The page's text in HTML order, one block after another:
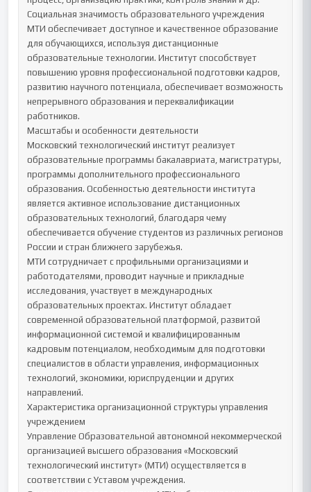
Социальная значимость образовательного учреждения
МТИ обеспечивает доступное и качественное образование
для обучающихся, используя дистанционные
образовательные технологии. Институт способствует
повышению уровня профессиональной подготовки кадров,
развитию научного потенциала, обеспечивает возможность
непрерывного образования и переквалификации
работников.
Масштабы и особенности деятельности
Московский технологический институт реализует
образовательные программы бакалавриата, магистратуры,
программы дополнительного профессионального
образования. Особенностью деятельности института
является активное использование дистанционных
образовательных технологий, благодаря чему
обеспечивается обучение студентов из различных регионов
России и стран ближнего зарубежья.
МТИ сотрудничает с профильными организациями и
работодателями, проводит научные и прикладные
исследования, участвует в международных
образовательных проектах. Институт обладает
современной образовательной платформой, развитой
информационной системой и квалифицированным
кадровым потенциалом, необходимым для подготовки
специалистов в области управления, информационных
технологий, экономики, юриспруденции и других
направлений.
Характеристика организационной структуры управления
учреждением
Управление Образовательной автономной некоммерческой
организацией высшего образования «Московский
технологический институт» (МТИ) осуществляется в
соответствии с Уставом учреждения.